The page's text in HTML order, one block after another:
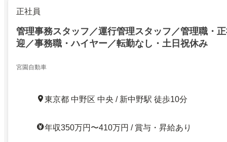
正社員
管理事務スタッフ／運行管理スタッフ／管理職・
迎／事務職・ハイヤー／転勤なし・土日祝休み
宮園自動車
東京都 中野区 中央 / 新中野駅 徒歩10分
年収350万円〜410万円 / 賞与・昇給あり